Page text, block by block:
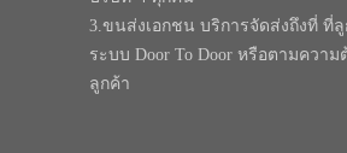
3.ขนส่งเอกชน บริการจัดส่งถึงที่ ที่
ระบบ Door To Door หรือตามความ
ลูกค้า